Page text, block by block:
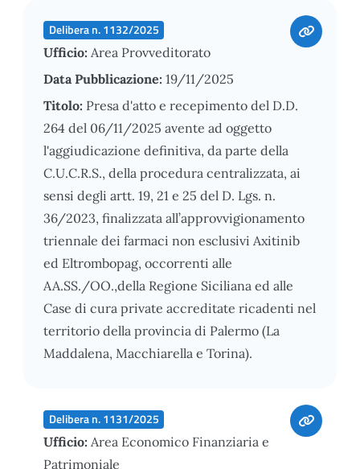
Delibera n. 1132/2025
Ufficio: Area Provveditorato
Data Pubblicazione: 19/11/2025
Titolo: Presa d'atto e recepimento del D.D.
264 del 06/11/2025 avente ad oggetto
l'aggiudicazione definitiva, da parte della
C.U.C.R.S., della procedura centralizzata, ai
sensi degli artt. 19, 21 e 25 del D. Lgs. n.
36/2023, finalizzata all’approvvigionamento
triennale dei farmaci non esclusivi Axitinib
ed Eltrombopag, occorrenti alle
AA.SS./OO.,della Regione Siciliana ed alle
Case di cura private accreditate ricadenti nel
territorio della provincia di Palermo (La
Maddalena, Macchiarella e Torina).
Delibera n. 1131/2025
Ufficio: Area Economico Finanziaria e
Patrimoniale